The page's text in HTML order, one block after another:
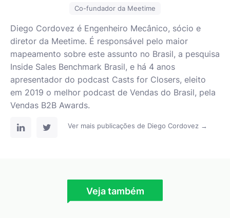
Co-fundador da Meetime
Diego Cordovez é Engenheiro Mecânico, sócio e
diretor da Meetime. É responsável pelo maior
mapeamento sobre este assunto no Brasil, a pesquisa
Inside Sales Benchmark Brasil, e há 4 anos
apresentador do podcast Casts for Closers, eleito
em 2019 o melhor podcast de Vendas do Brasil, pela
Vendas B2B Awards.
Ver mais publicações de Diego Cordovez →
Veja também